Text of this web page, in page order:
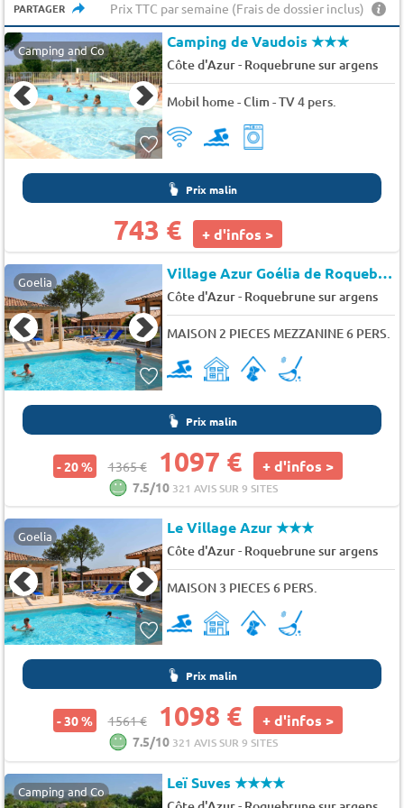
PARTAGER Prix TTC par semaine (Frais de dossier inclus)
Camping and Co Camping de Vaudois★★★
Côte d'Azur- Roquebrune sur argens
Mobil home - Clim - TV 4 pers.
Prix malin
743 € + d'infos >
Goelia Village Azur Goélia de Roquebrune
Côte d'Azur- Roquebrune sur argens
MAISON 2 PIECES MEZZANINE 6 PERS.
Prix malin
- 20 % 1365 € 1097 € + d'infos >
7.5/10 321 AVIS SUR 9 SITES
Goelia Le Village Azur★★★
Côte d'Azur- Roquebrune sur argens
MAISON 3 PIECES 6 PERS.
Prix malin
- 30 % 1561 € 1098 € + d'infos >
7.5/10 321 AVIS SUR 9 SITES
Camping and Co Leï Suves★★★★